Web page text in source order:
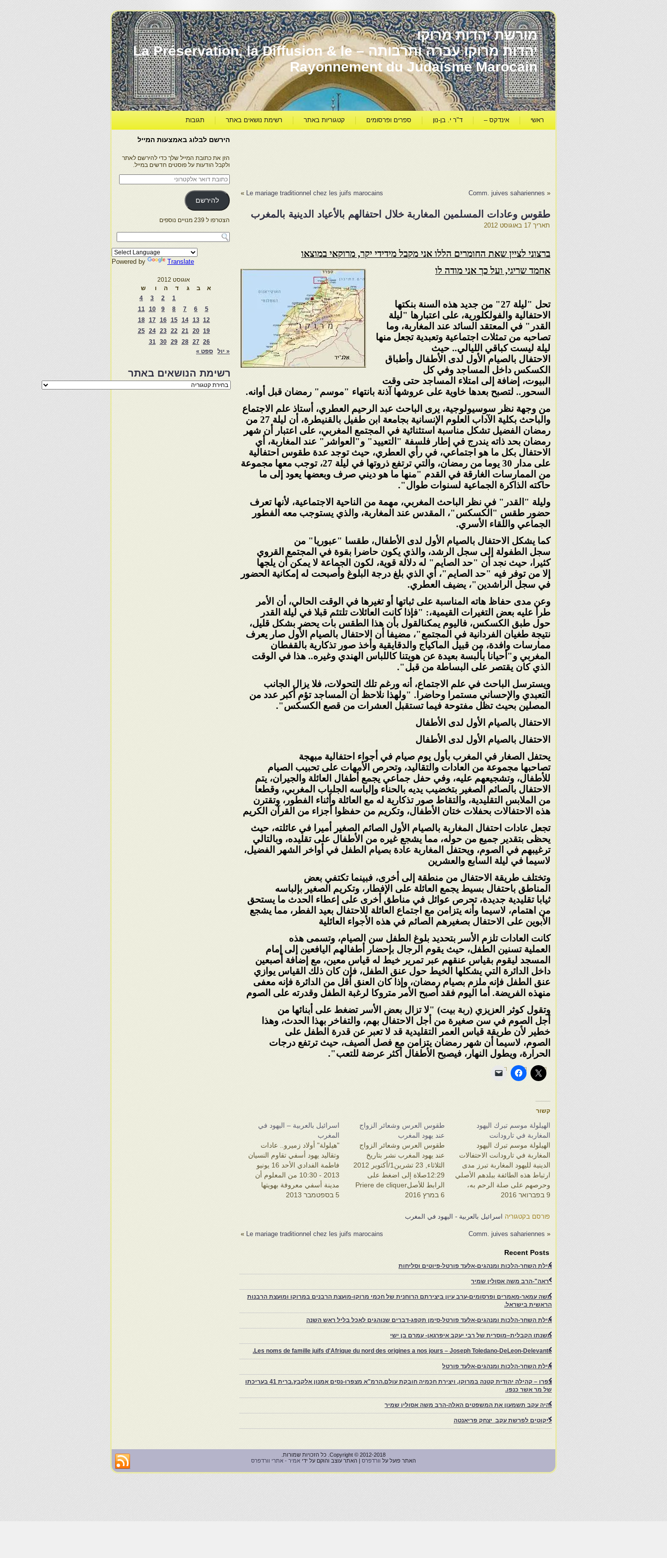
מורשת יהדות מרוקו
יהדות מרוקו עברה ותרבותה – La Préservation, la Diffusion & le
Rayonnement du Judaïsme Marocain
ראשי אינדקס – ד"ר י. בן-נון ספרים ופרסומים קטגוריות באתר רשימת נושאים באתר תגובות
«
Comm. juives sahariennes
Le mariage traditionnel chez les juifs marocains
»
طقوس وعادات المسلمين المغاربة خلال احتفالهم بالأعياد الدينية بالمغرب
תאריך 17 באוגוסט 2012
ברצוני לציין שאת החומרים הללו אני מקבל מידידי יקר, מרוקאי במוצאו
אחמד שריגי, ועל כך אני מודה לו
تحل "ليلة 27" من جديد هذه السنة بنكتها
الاحتفالية والفولكلورية، على اعتبارها "ليلة
القدر" في المعتقد السائد عند المغاربة، وما
تصاحبه من تمثلات اجتماعية وتعبدية تجعل منها
ليلة ليست كباقي الليالي.. حيث
الاحتفال بالصيام الأول لدى الأطفال وأطباق
الكسكس داخل المساجد وفي كل
البيوت، إضافة إلى امتلاء المساجد حتى وقت
السحور.. لتصبح بعدها خاوية على عروشها آذنة بانتهاء "موسم" رمضان قبل أوانه.
من وجهة نظر سوسيولوجية، يرى الباحث عبد الرحيم العطري، أستاذ علم
الاجتماع
والباحث بكلية الآداب العلوم الإنسانية بجامعة ابن طفيل
بالقنيطرة، أن ليلة 27 من
رمضان الفضيل تشكل مناسبة استثنائية في المجتمع المغربي، على اعتبار أن شهر
رمضان بحد ذاته يندرج في إطار فلسفة "التعييد" و"العواشر" عند المغاربة، أي
الاحتفال بكل ما هو اجتماعي، في رأي العطري، حيث توجد عدة طقوس احتفالية
على مدار 30 يوما من رمضان، والتي ترتفع ذروتها
في ليلة 27، توجب معها مجموعة
من الممارسات الغارقة في القدم "منها ما هو ديني صرف وبعضها يعود إلى ما
حاكته الذاكرة الجماعية لسنوات طوال".
وليلة "القدر" في نظر الباحث المغربي، مهمة من الناحية الاجتماعية، لأنها تعرف
حضور طقس "الكسكس"، المقدس عند المغاربة، والذي يستوجب معه الفطور
الجماعي واللقاء الأسري.
كما يشكل الاحتفال بالصيام الأول لدى الأطفال، طقسا "عبوريا" من
سجل الطفولة إلى سجل الرشد، والذي يكون حاضرا بقوة في المجتمع القروي
كثيرا، حيث نجد أن "حد الصايم" له دلالة قوية، لكون الجماعة لا يمكن أن يلجها
إلا من توفر فيه "حد الصايم"، أي الذي بلغ درجة البلوغ وأصبحت له إمكانية الحضور
في سجل الراشدين"، يضيف العطري.
وعن مدى حفاظ هاته المناسبة على ثباتها أو تغيرها في الوقت الحالي، أن الأمر
طرأ عليه بعض التغيرات القيمية،: "فإذا كانت العائلات تلتئم قبلا في ليلة القدر
حول طبق الكسكس، فاليوم يمكنالقول بأن هذا الطقس بات يحضر بشكل قليل،
نتيجة طغيان الفردانية في المجتمع"، مضيفا أن الاحتفال بالصيام الأول صار يعرف
ممارسات وافدة، من قبيل الماكياج والدقايقية وأخذ صور تذكارية بالقفطان
المغربي و"أحيانا بألبسة بعيدة عن هويتنا كاللباس الهندي وغيره.. هذا في الوقت
الذي كان يقتصر على البساطة من قبل".
ويسترسل الباحث في علم الاجتماع، أنه ورغم تلك التحولات، فلا يزال الجانب
التعبدي والإحساني مستمرا وحاضرا. "ولهذا نلاحظ أن المساجد تؤم أكبر عدد من
المصلين بحيث تظل مفتوحة فيما تستقبل العشرات من قصع الكسكس".
الاحتفال بالصيام الأول لدى الأطفال
الاحتفال بالصيام الأول لدى الأطفال
يحتفل الصغار في المغرب بأول يوم صيام في أجواء احتفالية مبهجة
تصاحبها مجموعة من العادات والتقاليد، وتحرص الأمهات على تحبيب الصيام
للأطفال، وتشجيعهم عليه، وفي حفل جماعي يجمع أطفال العائلة والجيران، يتم
الاحتفال بالصائم الصغير بتخضيب يديه بالحناء وإلباسه الجلباب المغربي، وقطعا
من الملابس التقليدية، والتقاط صور تذكارية له مع العائلة وأثناء الفطور، وتقترن
هذه الاحتفالات بحفلات ختان الأطفال، وتكريم من حفظوا أجزاء من القرآن الكريم
تجعل عادات احتفال المغاربة بالصيام الأول الصائم الصغير أميرا في عائلته، حيث
يحظى بتقدير جميع من حوله، مما يشجع غيره من الأطفال على تقليده، وبالتالي
ترغيبهم في الصوم، ويحتفل المغاربة عادة بصيام الطفل في أواخر
الشهر الفضيل،
لاسيما في ليلة السابع والعشرين
وتختلف طريقة الاحتفال من منطقة إلى أخرى، فبينما تكتفي بعض
المناطق باحتفال بسيط يجمع العائلة على الإفطار، وتكريم الصغير بإلباسه
ثيابا تقليدية جديدة، تحرص عوائل في مناطق أخرى على إعطاء الحدث ما يستحق
من اهتمام، لاسيما وأنه يتزامن مع اجتماع العائلة للاحتفال بعيد الفطر، مما يشجع
الأبوين على الاحتفال بصغيرهم الصائم في هذه الأجواء العائلية
كانت العادات تلزم الأسر بتحديد بلوغ الطفل سن الصيام، وتسمى هذه
العملية تسنين الطفل، حيث يقوم الرجال بإحضار أطفالهم اليافعين إلى إمام
المسجد ليقوم بقياس عنقهم عبر تمرير خيط له قياس معين، مع إضافة أصبعين
داخل الدائرة التي يشكلها الخيط حول عنق الطفل، فإن كان ذلك القياس يوازي
عنق الطفل فإنه ملزم بصيام رمضان، وإذا كان العنق أقل من الدائرة فإنه معفى
منهذه الفريضة. أما اليوم فقد أصبح الأمر متروكا لرغبة الطفل وقدرته على الصوم
وتقول كوثر العزيزي (ربة بيت) "لا تزال بعض الأسر تضغط على أبنائها من
أجل الصوم في سن صغيرة من أجل الاحتفال بهم، والتفاخر بهذا الحدث، وهذا
خطير لأن طريقة قياس العمر التقليدية قد لا تعبر عن قدرة الطفل على
الصوم، لاسيما أن شهر رمضان يتزامن مع فصل الصيف، حيث ترتفع درجات
الحرارة، ويطول النهار، فيصبح الأطفال أكثر عرضة للتعب".
קשור
الهيلولة موسم تبرك اليهود
المغاربة في تارودانت
الهيلولة موسم تبرك اليهود
المغاربة في تارودانت الاحتفالات
الدينية لليهود المغاربة تبرز مدى
ارتباط هذه الطائفة ببلدهم الأصلي
وحرصهم على صلة الرحم به،
وبتعلقهم الكبير بأوليائهم الذين
والتقديس لديهم، وتؤكد أيضا
به المغرب طائفة اليهود المغاربة.
العدد: 10144،…
9 בפברואר 2016
طقوس العرس وشعائر الزواج
عند يهود المغرب
طقوس العرس وشعائر الزواج
عند يهود المغرب نشر بتاريخ
الثلاثاء, 23 تشرين1/أكتوير 2012
12:29صلاة إلى اضغط على
الرابط للأصلPriere de cliquer
عند اليهود لها طقوسها الخاصة
والمغربية جعل للعرس…
6 במרץ 2016
اسرائيل بالعربية – اليهود في
المغرب
"هيلولة" أولاد زميرو.. عادات
وتقاليد يهود أسفي تقاوم النسيان
فاطمة الفدادي الأحد 16 يونيو
2013 - 10:30 من المعلوم أن
مدينة أسفي معروفة بهويتها
البحرية، وتنوع ساكنتها كان دائما
الساكنة. وحسب مقالة " الجماعة
5 בספטמבר 2013
פורסם בקטגוריה اسرائيل بالعربية - اليهود في المغرب
«
Comm. juives sahariennes
Le mariage traditionnel chez les juifs marocains
»
Recent Posts
אילת השחר-הלכות ומנהגים-אלעד פורטל-פיוטים וסליחות
"ראה"-הרב משה אסולין שמיר
משה עמאר-מאמרים ופרסומים-ערב עיון ביצירתם הרוחנית של חכמי מרוקו-מועצת הרבנים במרוקו ומועצת הרבנות
הראשית בישראל.
אילת השחר-הלכות ומנהגים-אלעד פורטל-סימן תקפג-דברים שנוהגים לאכל בליל ראש השנה
משנתו הקבלית–מוסרית של רבי יעקב איפרגאן- עמרם בן ישי
Les noms de famille juifs d'Afrique du nord des origines a nos jours – Joseph Toledano-DeLeon-Delevante.
אילת השחר-הלכות ומנהגים-אלעד פורטל
צפרו – קהילה יהודית קטנה במרוקו, ויצירת חכמיה חובקת עולם.הרמ"א מצפרו-נסים אמנון אלקבץ.ברית 41 בעריכתו
של מר אשר כנפו.
והיה עקב תשמעון את המשפטים האלה-הרב משה אסולין שמיר
ליקוטים לפרשת עקב יצחק פריאנטה
הירשם לבלוג באמצעות המייל
הזן את כתובת המייל שלך כדי להירשם לאתר
ולקבל הודעות על פוסטים חדשים במייל.
כתובת
דואר
אלקטרוני
להירשם
הצטרפו ל 239 מנויים נוספים
Powered by Translate
אוגוסט 2012
א
ב ג ד ה ו
ש
1
2
3
4
5
6
7
8
9
10
11
12
13
14
15
16
17
18
19
20
21
22
23
24
25
26
27
28
29
30
31
« יול
ספט »
רשימת הנושאים באתר
רשימת
הנושאים
Copyright © 2012-2018. כל הזכויות שמורות.
האתר פועל על וורדפרס | האתר עוצב והוקם על ידי אמיר - אתרי וורדפרס